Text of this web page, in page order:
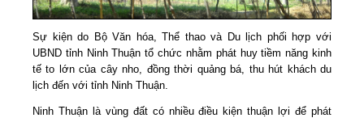
Sự kiện do Bộ Văn hóa, Thể thao và Du lịch phối hợp với
UBND tỉnh Ninh Thuận tổ chức nhằm phát huy tiềm năng kinh
tế to lớn của cây nho, đồng thời quảng bá, thu hút khách du
lịch đến với tỉnh Ninh Thuận.
Ninh Thuận là vùng đất có nhiều điều kiện thuận lợi để phát